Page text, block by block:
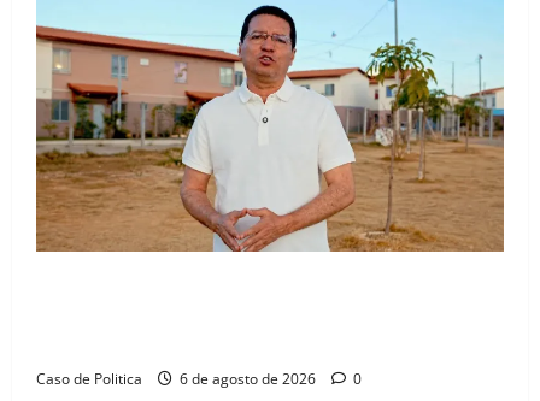
Caso de Politica 6 de agosto de 2026 0